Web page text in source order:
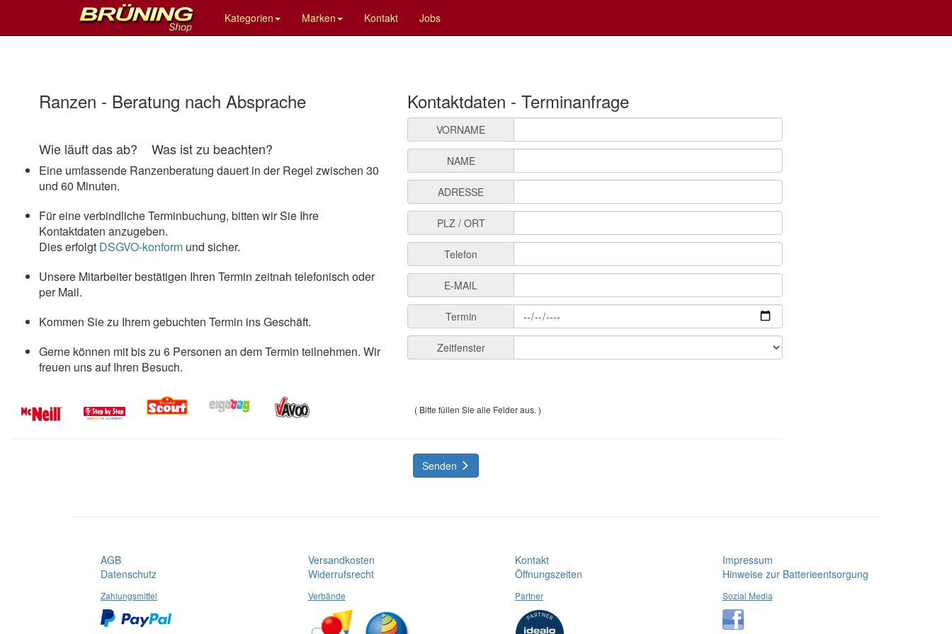
Kategorien Marken Kontakt Jobs
Ranzen - Beratung nach Absprache
Wie läuft das ab? Was ist zu beachten?
Eine umfassende Ranzenberatung dauert in der Regel zwischen 30
und 60 Minuten.
Für eine verbindliche Terminbuchung, bitten wir Sie Ihre
Kontaktdaten anzugeben.
Dies erfolgt DSGVO-konform und sicher.
Unsere Mitarbeiter bestätigen Ihren Termin zeitnah telefonisch oder
per Mail.
Kommen Sie zu Ihrem gebuchten Termin ins Geschäft.
Gerne können mit bis zu 6 Personen an dem Termin teilnehmen. Wir
freuen uns auf Ihren Besuch.
Kontaktdaten - Terminanfrage
VORNAME
NAME
ADRESSE
PLZ / ORT
Telefon
E-MAIL
Termin
Zeitfenster
( Bitte füllen Sie alle Felder aus. )
Senden
AGB
Datenschutz
Versandkosten
Widerrufsrecht
Kontakt
Öffnungszeiten
Impressum
Hinweise zur Batterieentsorgung
Zahlungsmittel Verbände Partner Sozial Media